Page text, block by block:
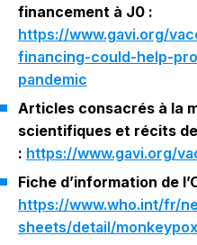
financement à J0 :
https://www.gavi.org/
financing-could-help-
pandemic
Articles consacrés à la
scientifiques et récits
: https://www.gavi.org/
Fiche d’information de
https://www.who.int/fr/
sheets/detail/monkeypox